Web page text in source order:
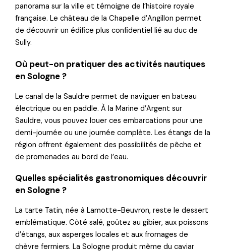
panorama sur la ville et témoigne de l’histoire royale
française. Le château de la Chapelle d’Angillon permet
de découvrir un édifice plus confidentiel lié au duc de
Sully.
Où peut-on pratiquer des activités nautiques
en Sologne ?
Le canal de la Sauldre permet de naviguer en bateau
électrique ou en paddle. À la Marine d’Argent sur
Sauldre, vous pouvez louer ces embarcations pour une
demi-journée ou une journée complète. Les étangs de la
région offrent également des possibilités de pêche et
de promenades au bord de l’eau.
Quelles spécialités gastronomiques découvrir
en Sologne ?
La tarte Tatin, née à Lamotte-Beuvron, reste le dessert
emblématique. Côté salé, goûtez au gibier, aux poissons
d’étangs, aux asperges locales et aux fromages de
chèvre fermiers. La Sologne produit même du caviar